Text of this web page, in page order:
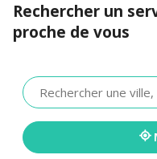
Rechercher un
proche de vous
Veuillez
renseigner
une
adresse